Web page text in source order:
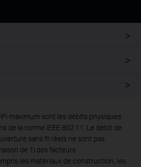
maximum sont les débits physiques
de la norme IEEE 802.11. Le débit de
sans fil réels ne sont pas
de 1) des facteurs
les matériaux de construction, les